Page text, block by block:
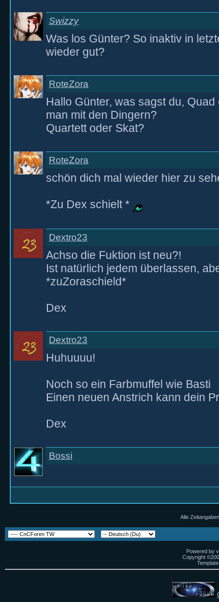
Swizzy
Was los Günter? So inaktiv in
wieder gut?
RoteZora
Hallo Günter, was sagst du,
man mit den Dingern?
Quartett oder Skat?
RoteZora
schön dich mal wieder hier zu
*Zu Dex schielt *
Dextro23
Achso die Fuktion ist neu?!
Ist natürlich jedem überlassen,
*zuZoraschield*
Dex
Dextro23
Huhuuuu!
Noch so ein Farbmuffel wie Basti
Einen neuen Anstrich kann dein
Dex
Bossi
Alle
Powered by
Copyright